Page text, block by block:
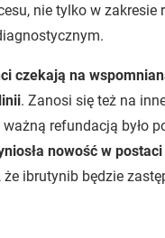
nie tylko w zakresie
czekają na
. Zanosi się też na
refundacją było
nowość w
ibrutynib będzie